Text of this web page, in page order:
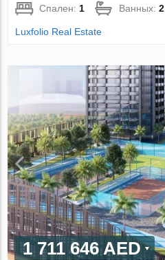
Спален:1 Ванных:2
Luxfolio Real Estate
1 711 646 AED